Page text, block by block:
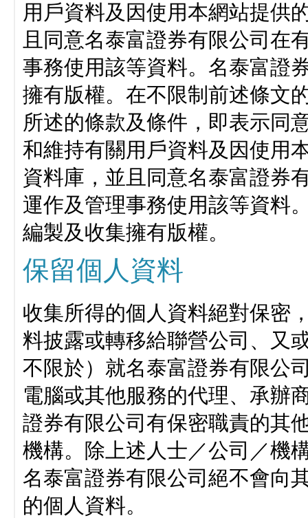
用戶資料及因使用本網站提供
且同意名泰富證券有限公司在
事務使用該等資料。名泰富證
擁有版權。在不限制前述條文
所述的條款及條件，即表示同
和維持有關用戶資料及因使用
資料庫，並且同意名泰富證券
運作及管理事務使用該等資料
編製及收集擁有版權。
保留個人資料
收集所得的個人資料絕對保密
料披露或轉移給聯營公司、又
不限於）就名泰富證券有限公
電腦或其他服務的代理、承辦
證券有限公司有保密職責的其
機構。除上述人士／公司／機
名泰富證券有限公司絕不會向
的個人資料。